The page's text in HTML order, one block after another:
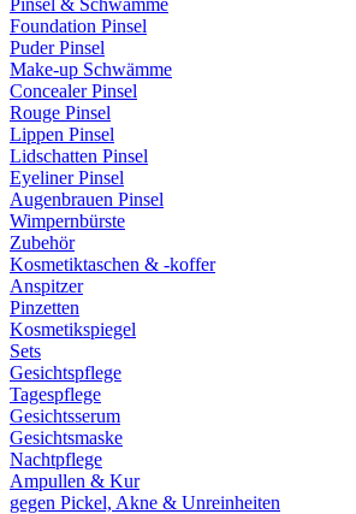
Pinsel & Schwämme
Foundation Pinsel
Puder Pinsel
Make-up Schwämme
Concealer Pinsel
Rouge Pinsel
Lippen Pinsel
Lidschatten Pinsel
Eyeliner Pinsel
Augenbrauen Pinsel
Wimpernbürste
Zubehör
Kosmetiktaschen & -koffer
Anspitzer
Pinzetten
Kosmetikspiegel
Sets
Gesichtspflege
Tagespflege
Gesichtsserum
Gesichtsmaske
Nachtpflege
Ampullen & Kur
gegen Pickel, Akne & Unreinheiten